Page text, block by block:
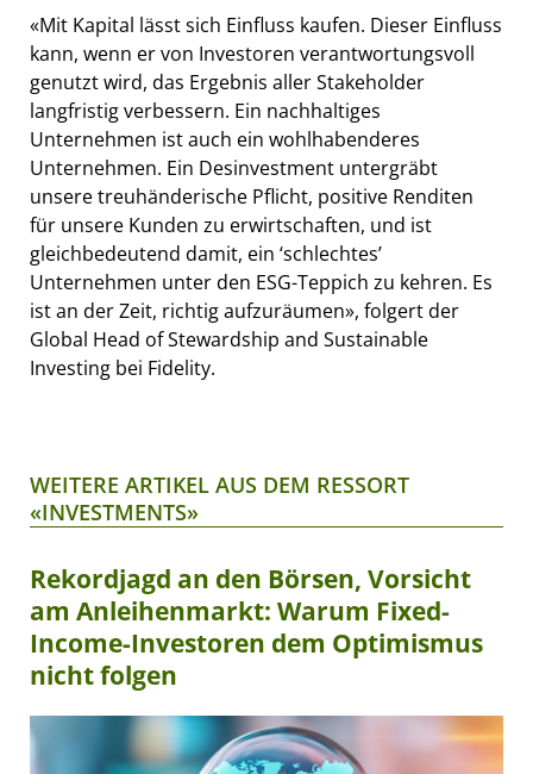
«Mit Kapital lässt sich Einfluss kaufen. Dieser Einfluss
kann, wenn er von Investoren verantwortungsvoll
genutzt wird, das Ergebnis aller Stakeholder
langfristig verbessern. Ein nachhaltiges
Unternehmen ist auch ein wohlhabenderes
Unternehmen. Ein Desinvestment untergräbt
unsere treuhänderische Pflicht, positive Renditen
für unsere Kunden zu erwirtschaften, und ist
gleichbedeutend damit, ein ‘schlechtes’
Unternehmen unter den ESG-Teppich zu kehren. Es
ist an der Zeit, richtig aufzuräumen», folgert der
Global Head of Stewardship and Sustainable
Investing bei Fidelity.
WEITERE ARTIKEL AUS DEM RESSORT
«INVESTMENTS»
Rekordjagd an den Börsen, Vorsicht
am Anleihenmarkt: Warum Fixed-
Income-Investoren dem Optimismus
nicht folgen